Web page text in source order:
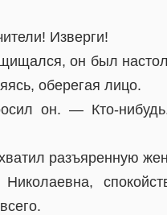
Изверги!
он был
оберегая лицо.
он. — Кто-
разъяренную